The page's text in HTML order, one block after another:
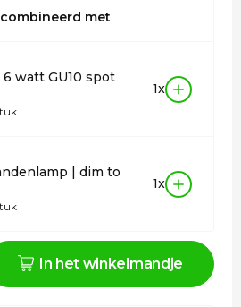
met
6 watt GU10 spot
1x
| dim to
1x
In het winkelmandje